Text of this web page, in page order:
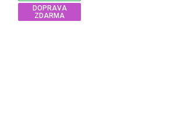
DOPRAVA
ZDARMA